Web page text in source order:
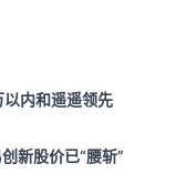
内和遥遥领先
新股价已“腰斩”